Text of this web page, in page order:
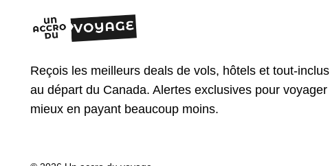
Reçois les meilleurs deals de vols, hôtels et tout-inclus
au départ du Canada. Alertes exclusives pour voyager
mieux en payant beaucoup moins.